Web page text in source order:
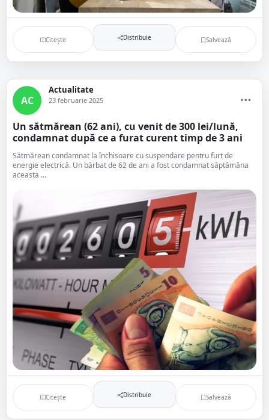
Citește Distribuie Salvează
AC
Actualitate
23 februarie 2025
Un sătmărean (62 ani), cu venit de 300 lei/lună,
condamnat după ce a furat curent timp de 3 ani
Sătmărean condamnat la închisoare cu suspendare pentru furt de
energie electrică. Un bărbat de 62 de ani a fost condamnat săptămâna
aceasta ...
Citește Distribuie Salvează